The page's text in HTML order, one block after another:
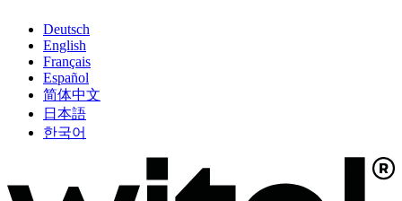
Deutsch
English
Français
Español
简体中文
日本語
한국어